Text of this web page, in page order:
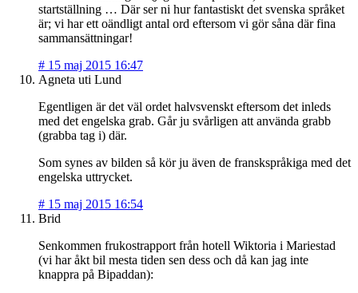
startställning … Där ser ni hur fantastiskt det svenska språket
är; vi har ett oändligt antal ord eftersom vi gör såna där fina
sammansättningar!
# 15 maj 2015 16:47
Agneta uti Lund
Egentligen är det väl ordet halvsvenskt eftersom det inleds
med det engelska grab. Går ju svårligen att använda grabb
(grabba tag i) där.
Som synes av bilden så kör ju även de franskspråkiga med det
engelska uttrycket.
# 15 maj 2015 16:54
Brid
Senkommen frukostrapport från hotell Wiktoria i Mariestad
(vi har åkt bil mesta tiden sen dess och då kan jag inte
knappra på Bipaddan):